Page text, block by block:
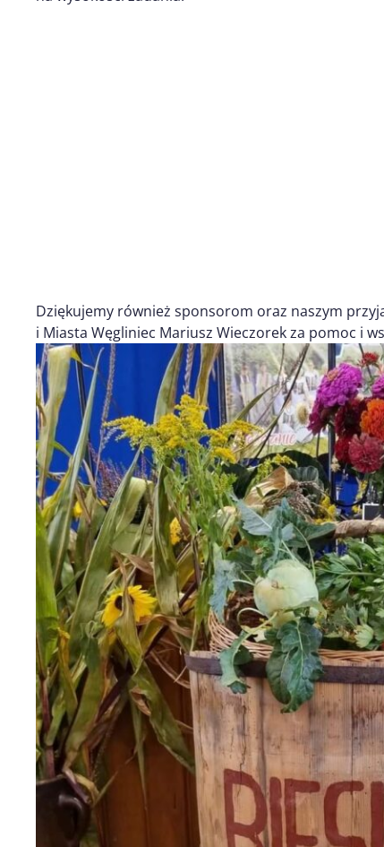
Dziękujemy również sponsorom oraz naszym
i Miasta Węgliniec Mariusz Wieczorek za pomoc i